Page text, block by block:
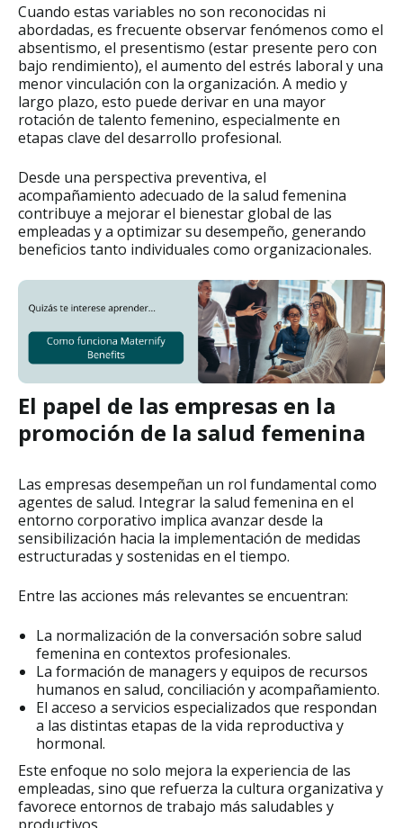
Cuando estas variables no son reconocidas ni
abordadas, es frecuente observar fenómenos como el
absentismo, el presentismo (estar presente pero con
bajo rendimiento), el aumento del estrés laboral y una
menor vinculación con la organización. A medio y
largo plazo, esto puede derivar en una mayor
rotación de talento femenino, especialmente en
etapas clave del desarrollo profesional.
Desde una perspectiva preventiva, el
acompañamiento adecuado de la salud femenina
contribuye a mejorar el bienestar global de las
empleadas y a optimizar su desempeño, generando
beneficios tanto individuales como organizacionales.
El papel de las empresas en la
promoción de la salud femenina
Las empresas desempeñan un rol fundamental como
agentes de salud. Integrar la salud femenina en el
entorno corporativo implica avanzar desde la
sensibilización hacia la implementación de medidas
estructuradas y sostenidas en el tiempo.
Entre las acciones más relevantes se encuentran:
La normalización de la conversación sobre salud
femenina en contextos profesionales.
La formación de managers y equipos de recursos
humanos en salud, conciliación y acompañamiento.
El acceso a servicios especializados que respondan
a las distintas etapas de la vida reproductiva y
hormonal.
Este enfoque no solo mejora la experiencia de las
empleadas, sino que refuerza la cultura organizativa y
favorece entornos de trabajo más saludables y